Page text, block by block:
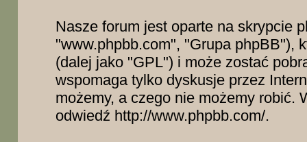
Nasze forum jest oparte na skrypcie
"www.phpbb.com", "Grupa phpBB"),
(dalej jako "GPL") i może zostać
wspomaga tylko dyskusje przez
możemy, a czego nie możemy robić.
odwiedź http://www.phpbb.com/.